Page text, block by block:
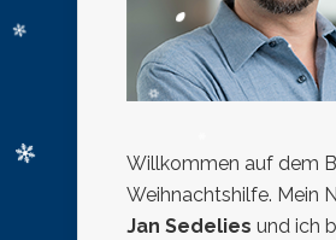
Willkommen auf dem
Weihnachtshilfe. Mein
Jan Sedelies und ich